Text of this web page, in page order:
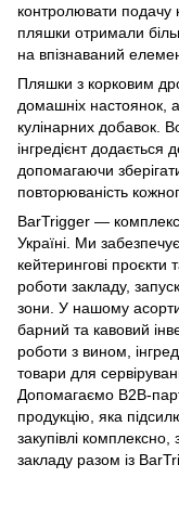
контролювати подачу
пляшки отримали
на впізнаваний
Пляшки з корковим
домашніх настоянок,
кулінарних добавок.
інгредієнт
допомагаючи
повторюваність
BarTrigger —
Україні. Ми
кейтерингові проєкти
роботи закладу,
зони. У нашому
барний та кавовий
роботи з вином,
товари для
Допомагаємо B2B-
продукцію, яка
закупівлі
закладу разом із